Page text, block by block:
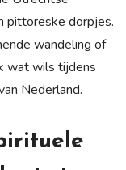
pittoreske dorpjes.
wandeling of
wat wils tijdens
Nederland.